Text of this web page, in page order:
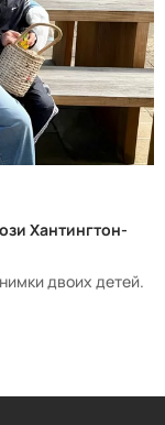
Хантингтон-
двоих детей.